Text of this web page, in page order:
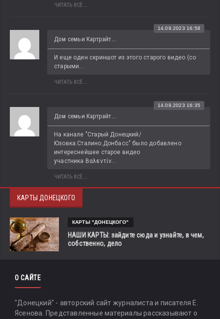
ЧИТАТЬ ВСЁ...
Дом семьи Картрайт...
14.09.2023 16:58
И еще один скриншот из этого старого видео (со
старыми...
ЧИТАТЬ ВСЁ...
Дом семьи Картрайт...
14.09.2023 16:35
На канале "Старый Донецкий/
Юзовка.Сталино.Донбасс" было добавлено
интереснейшее старое видео
участника Βαλεντίν...
ЧИТАТЬ ВСЁ...
КАРТЫ ДОНЕЦКОГО
КАРТЫ "ДОНЕЦКОГО"
НАШИ КАРТЫ: зайдите сюда и узнайте, в чем,
собственно, дело
О САЙТЕ
"Донецкий" - авторский сайт журналиста и писателя Е.
Ясенова. Представленные материалы рассказывают о